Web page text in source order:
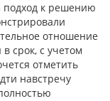
к решению
отношение
срок, с учетом
отметить
навстречу